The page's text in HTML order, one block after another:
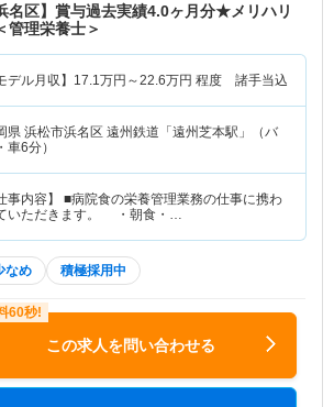
名区】賞与過去実績4.0ヶ月分★メリハリ
管理栄養士＞
デル月収】 17.1万円～22.6万円 程度 諸手当込
県 浜松市浜名区 遠州鉄道「遠州芝本駅」（バ
車6分）
事内容】 ■病院食の栄養管理業務の仕事に携わ
いただきます。 ・朝食・…
なめ 積極採用中
この求人を問い合わせる